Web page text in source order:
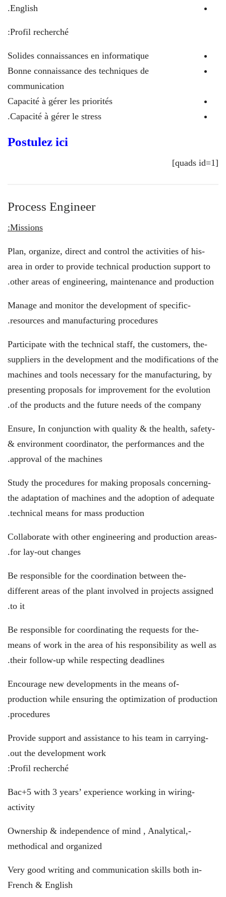
English.
Profil recherché:
Solides connaissances en informatique
Bonne connaissance des techniques de
communication
Capacité à gérer les priorités
Capacité à gérer le stress.
Postulez ici
[quads id=1]
Process Engineer
Missions:
-Plan, organize, direct and control the activities of his
area in order to provide technical production support to
other areas of engineering, maintenance and production.
-Manage and monitor the development of specific
resources and manufacturing procedures.
-Participate with the technical staff, the customers, the
suppliers in the development and the modifications of the
machines and tools necessary for the manufacturing, by
presenting proposals for improvement for the evolution
of the products and the future needs of the company.
-Ensure, In conjunction with quality & the health, safety
& environment coordinator, the performances and the
approval of the machines.
-Study the procedures for making proposals concerning
the adaptation of machines and the adoption of adequate
technical means for mass production.
-Collaborate with other engineering and production areas
for lay-out changes.
-Be responsible for the coordination between the
different areas of the plant involved in projects assigned
to it.
-Be responsible for coordinating the requests for the
means of work in the area of ​​his responsibility as well as
their follow-up while respecting deadlines.
-Encourage new developments in the means of
production while ensuring the optimization of production
procedures.
-Provide support and assistance to his team in carrying
out the development work.
Profil recherché:
-Bac+5 with 3 years’ experience working in wiring
activity
-Ownership & independence of mind , Analytical,
methodical and organized
-Very good writing and communication skills both in
French & English